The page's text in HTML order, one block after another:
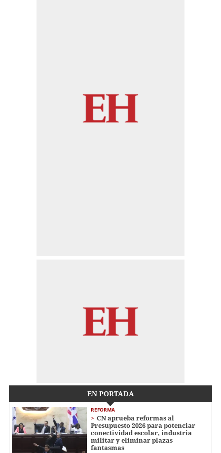
EN PORTADA
REFORMA
CN aprueba reformas al
Presupuesto 2026 para potenciar
conectividad escolar, industria
militar y eliminar plazas
fantasmas